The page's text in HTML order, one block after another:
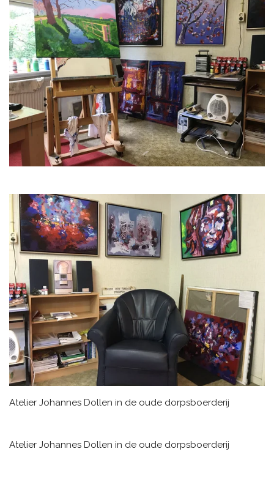
Atelier Johannes Dollen in de oude dorpsboerderij
Atelier Johannes Dollen in de oude dorpsboerderij